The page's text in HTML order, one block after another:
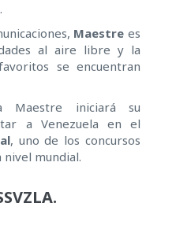
Maestre es
al aire libre y la
se encuentran
Maestre iniciará su
a Venezuela en el
, uno de los concursos
mundial.